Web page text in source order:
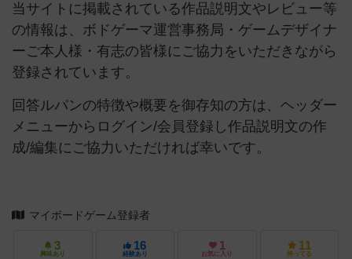
当サイトに掲載されている作品説明文やレビュー等
の情報は、ボドゲーマ運営事務局・ゲームデザイナ
ーご本人様・有志の皆様にご協力をいただきながら
登録されています。
回答ルパンの特徴や概要を御存知の方は、ヘッダー
メニューからログイン/会員登録し作品説明文の作
成/編集にご協力いただければ幸いです。
マイボードゲーム登録者
3
興味あり
16
経験あり
1
お気に入り
11
持ってる